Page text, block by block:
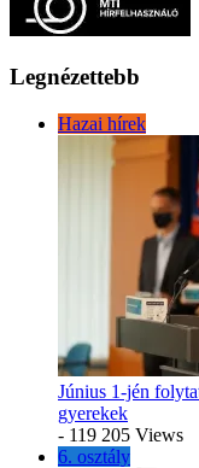
Legnézettebb
Hazai hírek
Június 1-jén
gyerekek
- 119 205 Views
6. osztály